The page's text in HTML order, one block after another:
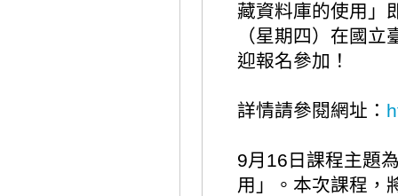
藏資料庫的使用」
（星期四）在國
迎報名參加！
詳情請參閱網址：
9月16 日課程主題
用」。本次課程，